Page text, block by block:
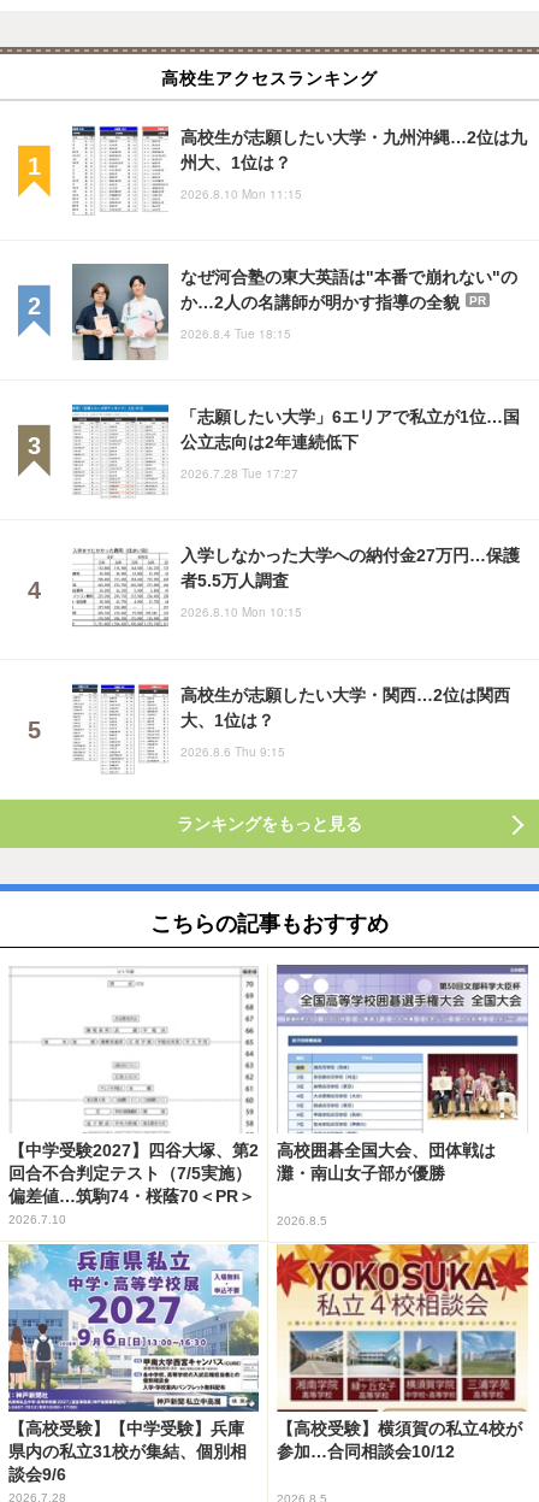
高校生アクセスランキング
高校生が志願したい大学・九州沖縄…2位は九
州大、1位は？
2026.8.10 Mon 11:15
なぜ河合塾の東大英語は"本番で崩れない"の
か…2人の名講師が明かす指導の全貌
PR
2026.8.4 Tue 18:15
「志願したい大学」6エリアで私立が1位…国
公立志向は2年連続低下
2026.7.28 Tue 17:27
入学しなかった大学への納付金27万円…保護
者5.5万人調査
2026.8.10 Mon 10:15
高校生が志願したい大学・関西…2位は関西
大、1位は？
2026.8.6 Thu 9:15
ランキングをもっと見る
こちらの記事もおすすめ
【中学受験2027】四谷大塚、第2
回合不合判定テスト（7/5実施）
偏差値…筑駒74・桜蔭70＜PR＞
2026.7.10
高校囲碁全国大会、団体戦は
灘・南山女子部が優勝
2026.8.5
【高校受験】【中学受験】兵庫
県内の私立31校が集結、個別相
談会9/6
2026.7.28
【高校受験】横須賀の私立4校が
参加…合同相談会10/12
2026.8.5